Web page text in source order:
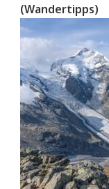
(Wandertipps)